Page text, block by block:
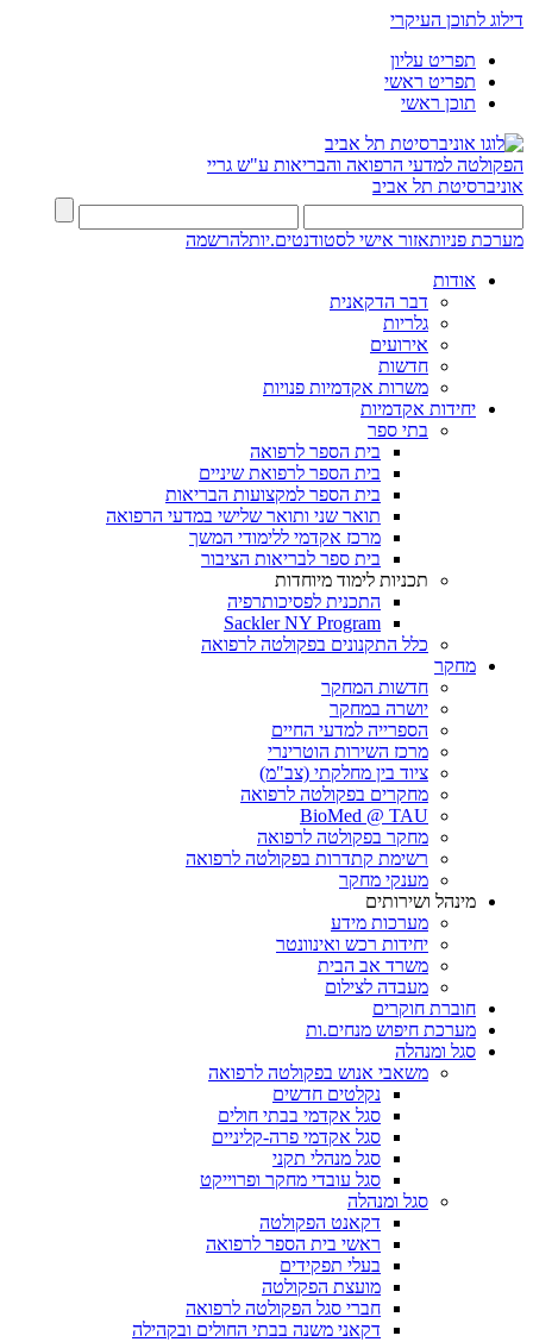
דילוג לתוכן העיקרי
תפריט עליון
תפריט ראשי
תוכן ראשי
הפקולטה למדעי הרפואה והבריאות ע"ש גריי
אוניברסיטת תל אביב
מערכת פניותאזור אישי לסטודנטים.יותלהרשמה
אודות
דבר הדקאנית
גלריות
אירועים
חדשות
משרות אקדמיות פנויות
יחידות אקדמיות
בתי ספר
בית הספר לרפואה
בית הספר לרפואת שיניים
בית הספר למקצועות הבריאות
תואר שני ותואר שלישי במדעי הרפואה
מרכז אקדמי ללימודי המשך
בית ספר לבריאות הציבור
תכניות לימוד מיוחדות
התכנית לפסיכותרפיה
Sackler NY Program
כלל התקנונים בפקולטה לרפואה
מחקר
חדשות המחקר
יושרה במחקר
הספרייה למדעי החיים
מרכז השירות הוטרינרי
ציוד בין מחלקתי (צב"מ)
מחקרים בפקולטה לרפואה
BioMed @ TAU
מחקר בפקולטה לרפואה
רשימת קתדרות בפקולטה לרפואה
מענקי מחקר
מינהל ושירותים
מערכות מידע
יחידות רכש ואינוונטר
משרד אב הבית
מעבדה לצילום
חוברת חוקרים
מערכת חיפוש מנחים.ות
סגל ומנהלה
משאבי אנוש בפקולטה לרפואה
נקלטים חדשים
סגל אקדמי בבתי חולים
סגל אקדמי פרה-קליניים
סגל מנהלי תקני
סגל עובדי מחקר ופרוייקט
סגל ומנהלה
דקאנט הפקולטה
ראשי בית הספר לרפואה
בעלי תפקידים
מועצת הפקולטה
חברי סגל הפקולטה לרפואה
דקאני משנה בבתי החולים ובקהילה